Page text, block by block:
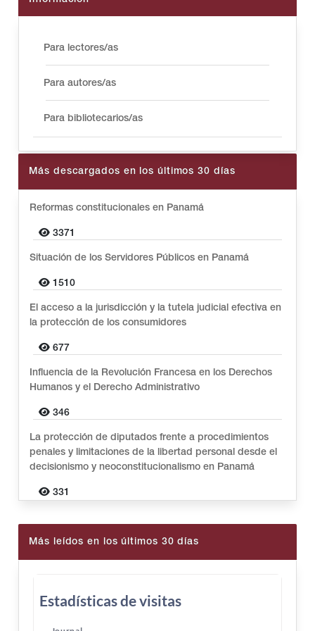
Para lectores/as
Para autores/as
Para bibliotecarios/as
Más descargados en los últimos 30 días
Reformas constitucionales en Panamá
3371
Situación de los Servidores Públicos en Panamá
1510
El acceso a la jurisdicción y la tutela judicial efectiva en
la protección de los consumidores
677
Influencia de la Revolución Francesa en los Derechos
Humanos y el Derecho Administrativo
346
La protección de diputados frente a procedimientos
penales y limitaciones de la libertad personal desde el
decisionismo y neoconstitucionalismo en Panamá
331
Más leídos en los últimos 30 días